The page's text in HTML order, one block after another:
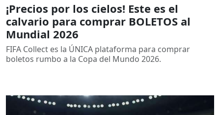
¡Precios por los cielos! Este es el
calvario para comprar BOLETOS al
Mundial 2026
FIFA Collect es la ÚNICA plataforma para comprar
boletos rumbo a la Copa del Mundo 2026.